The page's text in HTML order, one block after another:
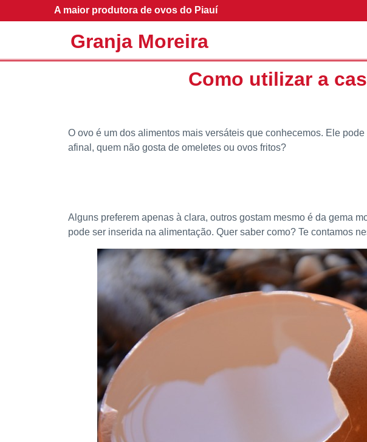
A maior produtora de ovos do Piauí
Granja Moreira
Como utilizar a
O ovo é um dos alimentos mais versáteis que conhecemos. Ele
afinal, quem não gosta de omeletes ou ovos fritos?
Alguns preferem apenas à clara, outros gostam mesmo é da gema
pode ser inserida na alimentação. Quer saber como? Te contamos